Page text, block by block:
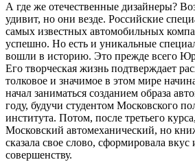
А где же отечественные дизайнеры?
удивит, но они везде. Российские
самых известных автомобильных
успешно. Но есть и уникальные
вошли в историю. Это прежде всего
Его творческая жизнь подтверждает
толковое и значимое в этом мире
начал заниматься созданием образа
году, будучи студентом Московского
института. Потом, после третьего
Московский автомеханический, но
сказала свое слово, сформировала вкус
совершенству.